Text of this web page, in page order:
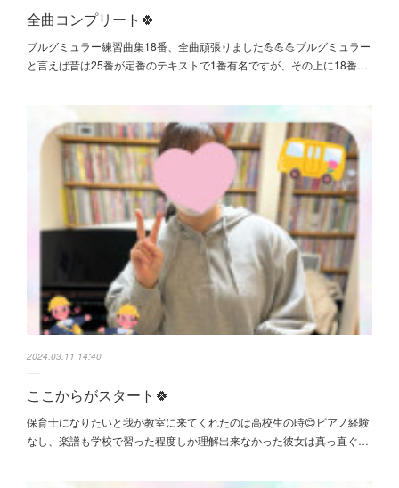
全曲コンプリート🍀
ブルグミュラー練習曲集18番、全曲頑張りました💪💪💪ブルグミュラー
と言えば昔は25番が定番のテキストで1番有名ですが、その上に18番…
2024.03.11 14:40
ここからがスタート🍀
保育士になりたいと我が教室に来てくれたのは高校生の時😊ピアノ経験
なし、楽譜も学校で習った程度しか理解出来なかった彼女は真っ直ぐ…